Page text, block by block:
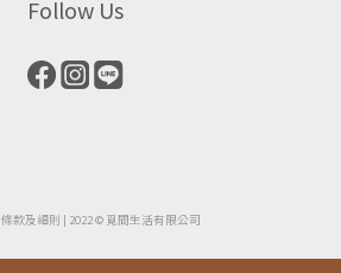
Follow Us
條款及細則 | 2022 © 覓間生活有限公司